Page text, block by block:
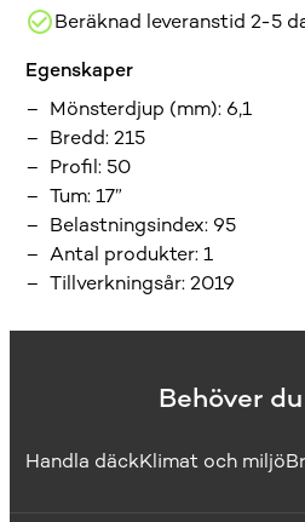
Beräknad leveranstid 2-5
Egenskaper
Mönsterdjup (mm): 6,1
Bredd:215
Profil: 50
Tum:17”
Belastningsindex: 95
Antal produkter:1
Tillverkningsår:2019
Behöver
Handla däckKlimat och miljö